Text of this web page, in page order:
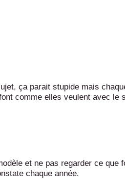
ça parait stupide mais
comme elles veulent avec
et ne pas regarder ce
chaque année.